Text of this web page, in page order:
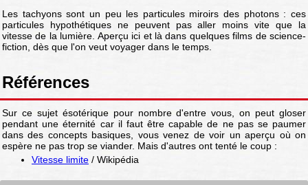
Les tachyons sont un peu les particules miroirs des photons : ces
particules hypothétiques ne peuvent pas aller moins vite que la
vitesse de la lumière. Aperçu ici et là dans quelques films de science-
fiction, dès que l'on veut voyager dans le temps.
Références
Sur ce sujet ésotérique pour nombre d'entre vous, on peut gloser
pendant une éternité car il faut être capable de ne pas se paumer
dans des concepts basiques, vous venez de voir un aperçu où on
espère ne pas trop se viander. Mais d'autres ont tenté le coup :
Vitesse limite / Wikipédia